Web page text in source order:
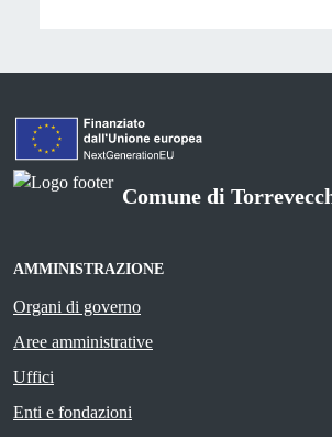
Comune di
AMMINISTRAZIONE
Organi di governo
Aree amministrative
Uffici
Enti e fondazioni